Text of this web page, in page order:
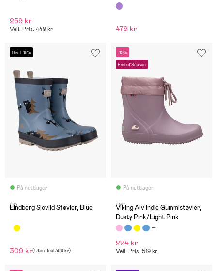
259 kr
Veil. Pris: 449 kr 479 kr
Deal -16%
På nettlager
(8)
Lindberg Sjövild Støvler, Blue
309 kr(Uten deal369 kr)
-10%
End of Season
På nettlager
(16)
Viking Alv Indie Gummistøvler,
Dusty Pink/Light Pink
224 kr
Veil. Pris: 519 kr